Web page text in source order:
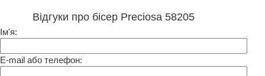
Відгуки про бісер Preciosa 58205
Ім'я:
E-mail або телефон: